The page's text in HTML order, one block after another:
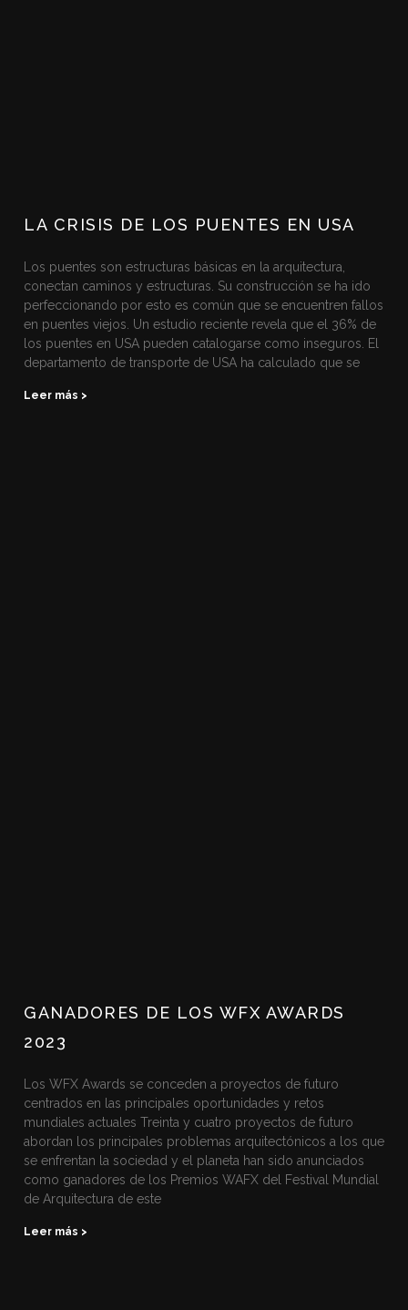
LA CRISIS DE LOS PUENTES EN USA
Los puentes son estructuras básicas en la arquitectura,
conectan caminos y estructuras. Su construcción se ha ido
perfeccionando por esto es común que se encuentren fallos
en puentes viejos. Un estudio reciente revela que el 36% de
los puentes en USA pueden catalogarse como inseguros. El
departamento de transporte de USA ha calculado que se
Leer más >
GANADORES DE LOS WFX AWARDS
2023
Los WFX Awards se conceden a proyectos de futuro
centrados en las principales oportunidades y retos
mundiales actuales Treinta y cuatro proyectos de futuro
abordan los principales problemas arquitectónicos a los que
se enfrentan la sociedad y el planeta han sido anunciados
como ganadores de los Premios WAFX del Festival Mundial
de Arquitectura de este
Leer más >